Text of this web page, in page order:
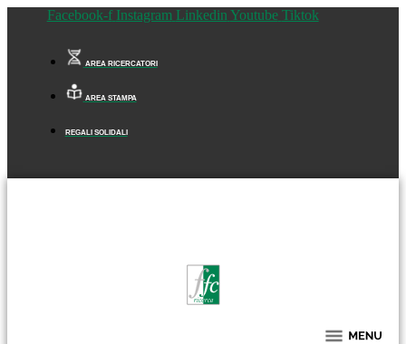
Facebook-f Instagram Linkedin Youtube Tiktok
AREA RICERCATORI
AREA STAMPA
REGALI SOLIDALI